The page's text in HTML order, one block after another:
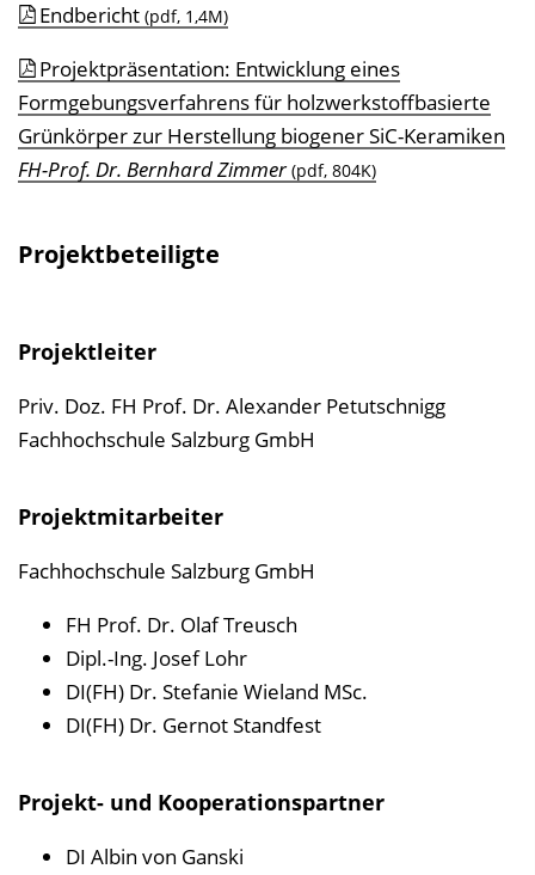
Endbericht (pdf, 1,4M)
Projektpräsentation: Entwicklung eines
Formgebungsverfahrens für holzwerkstoffbasierte
Grünkörper zur Herstellung biogener SiC-Keramiken
FH-Prof. Dr. Bernhard Zimmer(pdf, 804K)
Projektbeteiligte
Projektleiter
Priv. Doz. FH Prof. Dr. Alexander Petutschnigg
Fachhochschule Salzburg GmbH
Projektmitarbeiter
Fachhochschule Salzburg GmbH
FH Prof. Dr. Olaf Treusch
Dipl.-Ing. Josef Lohr
DI(FH) Dr. Stefanie Wieland MSc.
DI(FH) Dr. Gernot Standfest
Projekt- und Kooperationspartner
DI Albin von Ganski